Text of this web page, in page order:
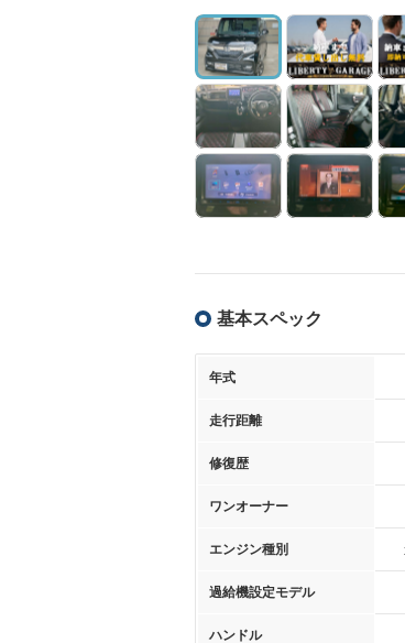
基本スペック
年式
走行距離
修復歴
ワンオーナー
エンジン種別
過給機設定モデル
ハンドル